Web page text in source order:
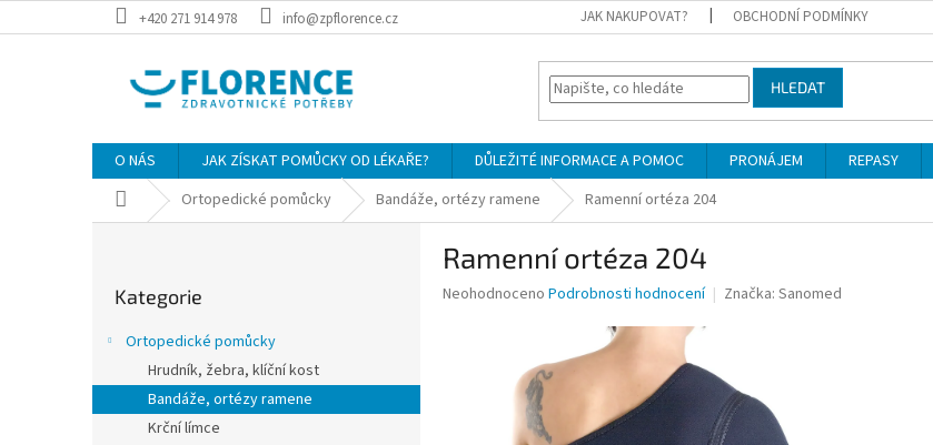
na
+420 271 914 978 info@zpflorence.cz JAK NAKUPOVAT? OBCHODNÍ PODMÍNKY
HLEDAT
O NÁS JAK ZÍSKAT POMŮCKY OD LÉKAŘE? DŮLEŽITÉ INFORMACE A POMOC PRONÁJEM REPASY
Domů Ortopedické pomůcky Bandáže, ortézy ramene Ramenní ortéza 204
n
kategorie
Kategorie
Ortopedické pomůcky
Hrudník, žebra, klíční kost
Bandáže, ortézy ramene
Krční límce
Ramenní ortéza 204
Průměrné
Neohodnoceno Podrobnosti hodnocení Značka: Sanomed